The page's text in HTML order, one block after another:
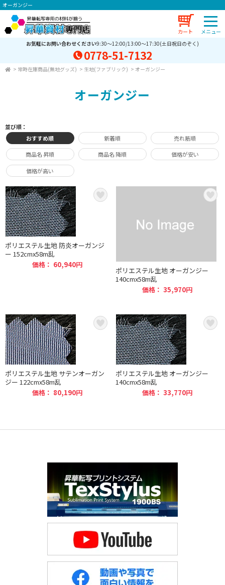
オーガンジー
カート
お気軽にお問い合わせください9:30～12:00/13:00～17:30(土日祝日のぞく)
0778-51-7132
> 常時在庫商品(無地グッズ) > 生地(ファブリック) > オーガンジー
オーガンジー
並び順：
おすすめ順
新着順 売れ筋順
商品名 昇順 商品名 降順 価格が安い
価格が高い
ポリエステル生地 防炎オーガンジ
ー 152cmx58m乱
価格： 60,940円
ポリエステル生地 オーガンジー
140cmx58m乱
価格： 35,970円
ポリエステル生地 サテンオーガン
ジー 122cmx58m乱
価格： 80,190円
ポリエステル生地 オーガンジー
140cmx58m乱
価格： 33,770円